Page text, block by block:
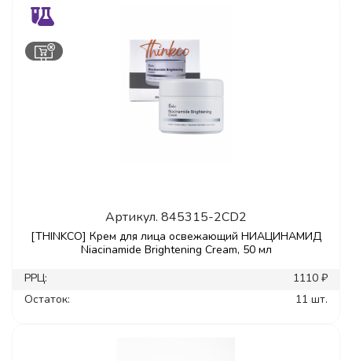
Артикул. 845315-2CD2
[THINKCO] Крем для лица освежающий НИАЦИНАМИД
Niacinamide Brightening Cream, 50 мл
РРЦ:
1110 ₽
Остаток:
11 шт.